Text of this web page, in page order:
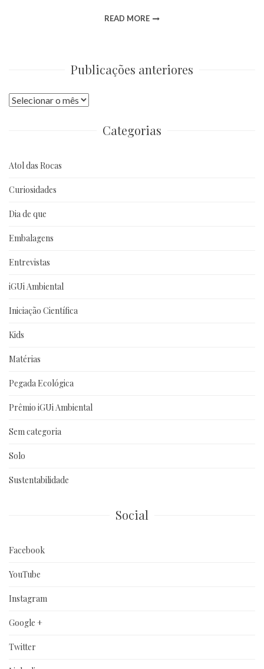
READ MORE
Publicações anteriores
Publicações
Categorias
Atol das Rocas
Curiosidades
Dia de que
Embalagens
Entrevistas
iGUi Ambiental
Iniciação Científica
Kids
Matérias
Pegada Ecológica
Prêmio iGUi Ambiental
Sem categoria
Solo
Sustentabilidade
Social
Facebook
YouTube
Instagram
Google +
Twitter